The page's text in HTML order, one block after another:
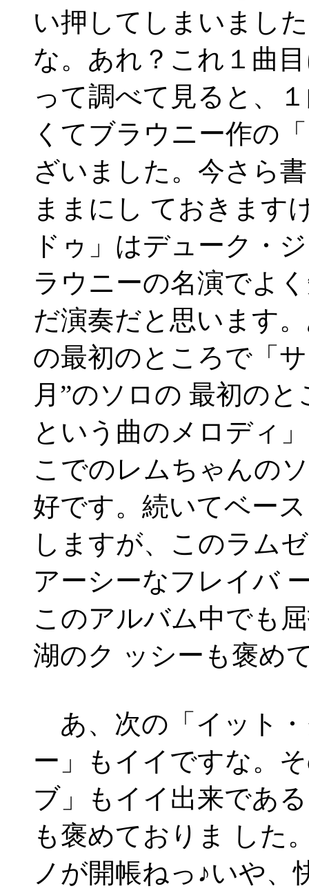
い押してしまいまし
な。あれ？これ１曲
って調べて見ると、
くてブラウニー作の
ざいました。今さら
ままにし ておきます
ドゥ」はデューク・
ラウニーの名演でよ
だ演奏だと思います
の最初のところで「
月”のソロの 最初の
という曲のメロディ
こでのレムちゃんの
好です。続いてベー
しますが、このラム
アーシーなフレイバ
このアルバム中でも
湖のク ッシーも褒め
あ、次の「イット
ー」もイイですな。
ブ」もイイ出来であ
も褒めておりま した
ノが開帳ねっ♪いや